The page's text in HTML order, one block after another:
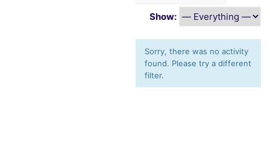
Show:
Sorry, there was no activity
found. Please try a different
filter.